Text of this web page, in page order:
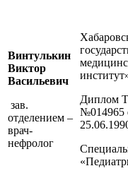
Винтулькин
Виктор
Васильевич
зав.
отделением –
врач-
нефролог
Диплом
№014965